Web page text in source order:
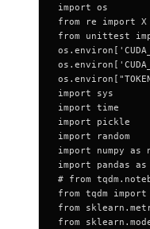
import os
from re import X
from unittest
import sys
import time
import pickle
import random
import numpy as
import pandas as
# from
from tqdm import
from
from